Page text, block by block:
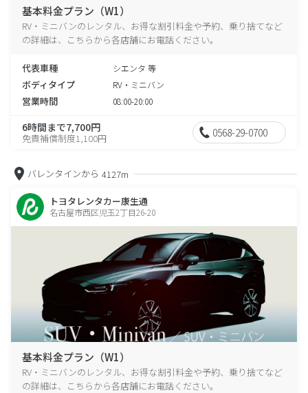
基本料金プラン（W1）
RV・ミニバンのレンタル、お得な割引料金や予約、乗り捨てなど
の詳細は、こちらから各店舗にお電話ください。
代表車種 シエンタ 等
ボディタイプ RV・ミニバン
営業時間 08:00-20:00
6時間まで7,700円
免責補償制度1,100円 0568-29-0700
バレンタインから 4127m
トヨタレンタカー康生通
名古屋市西区児玉2丁目26-20
基本料金プラン（W1）
RV・ミニバンのレンタル、お得な割引料金や予約、乗り捨てなど
の詳細は、こちらから各店舗にお電話ください。